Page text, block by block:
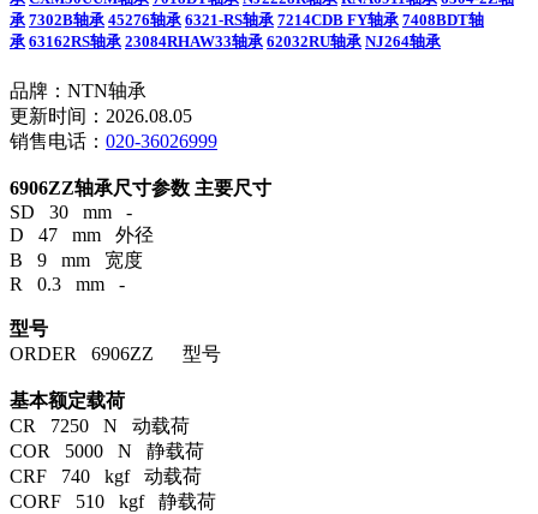
承 7302B轴承 45276轴承 6321-RS轴承 7214CDB FY轴承 7408BDT轴
承 63162RS轴承 23084RHAW33轴承 62032RU轴承 NJ264轴承
品牌：NTN轴承
更新时间：2026.08.05
销售电话： 020-36026999
6906ZZ轴承尺寸参数 主要尺寸
SD 30 mm -
D 47 mm 外径
B 9 mm 宽度
R 0.3 mm -
型号
ORDER 6906ZZ 型号
基本额定载荷
CR 7250 N 动载荷
COR 5000 N 静载荷
CRF 740 kgf 动载荷
CORF 510 kgf 静载荷